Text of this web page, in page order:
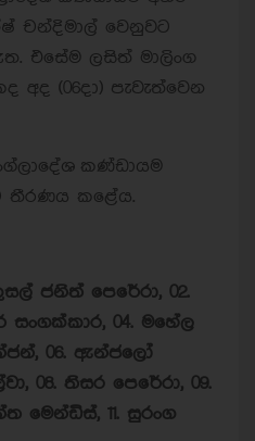
චන්දිමාල් වෙනුවට
එසේම ලසිත් මාලිංග
අද (06දා) පැවැත්වෙන
කණ්ඩායම
තීරණය කළේය.
ජනිත් පෙරේරා, 02.
සංගක්කාර, 04. මහේල
06. ඇන්ජලෝ
08. තිසර පෙරේරා, 09.
මෙන්ඩිස්, 11. සුරංග